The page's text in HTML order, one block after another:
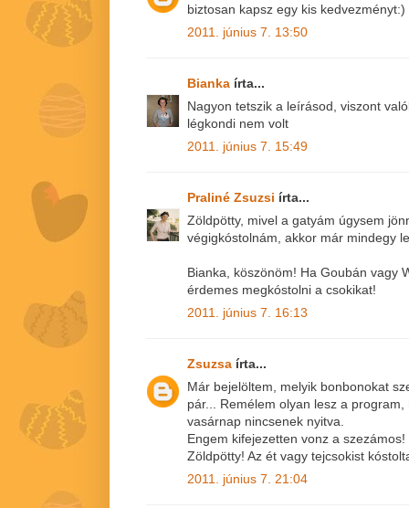
biztosan kapsz egy kis kedvezményt:)
2011. június 7. 13:50
Bianka írta...
Nagyon tetszik a leírásod, viszont
légkondi nem volt
2011. június 7. 15:49
Praliné Zsuzsi írta...
Zöldpötty, mivel a gatyám úgysem
végigkóstolnám, akkor már mindegy
Bianka, köszönöm! Ha Goubán vagy
érdemes megkóstolni a csokikat!
2011. június 7. 16:13
Zsuzsa írta...
Már bejelöltem, melyik bonbonokat
pár... Remélem olyan lesz a
vasárnap nincsenek nyitva.
Engem kifejezetten vonz a szezámos!
Zöldpötty! Az ét vagy tejcsokist
2011. június 7. 21:04